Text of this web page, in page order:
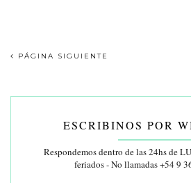
PÁGINA SIGUIENTE
ESCRIBINOS POR
Respondemos dentro de las 24hs de
feriados - No llamadas +54 9